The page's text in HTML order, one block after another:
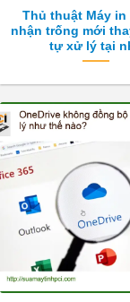
Thủ thuật Máy in
nhận trống mới
tự xử lý tại